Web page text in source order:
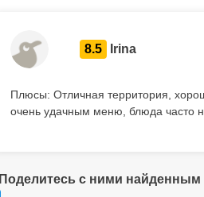
8.5 Irina
Плюсы: Отличная территория,
очень удачным меню, блюда часто
Поделитесь с ними найденным